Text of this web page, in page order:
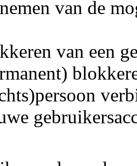
van de
van een